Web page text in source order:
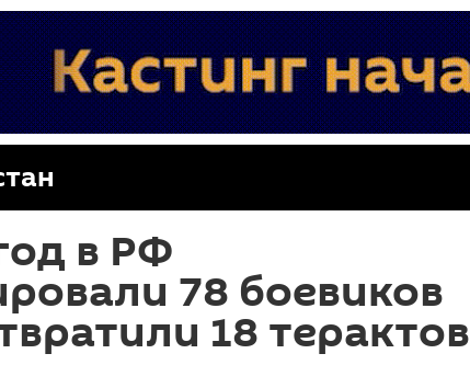
в РФ
78 боевиков
18 терактов